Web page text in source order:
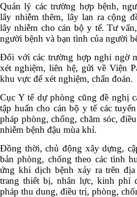
Quản lý các trường hợp bệnh,
lây nhiễm thêm, lây lan ra cộng
lây nhiễm cho cán bộ y tế. Tư
người bệnh và bạn tình của người
Đối với các trường hợp nghi ngờ
xét nghiệm, liên hệ, gửi về Viện
khu vực để xét nghiệm, chẩn đoán.
Cục Y tế dự phòng cũng đề nghị
tập huấn cho cán bộ y tế các
pháp phòng, chống, chăm sóc,
nhiễm bệnh đậu mùa khỉ.
Đồng thời, chủ động xây dựng,
bản phòng, chống theo các tình
ứng khi dịch bệnh xảy ra trên địa
trang thiết bị, nhân lực, kinh phí
pháp thu dung, điều trị, phòng,